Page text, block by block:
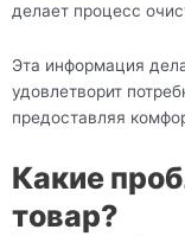
делает процесс
Эта информация
удовлетворит
предоставляя
Какие
товар?